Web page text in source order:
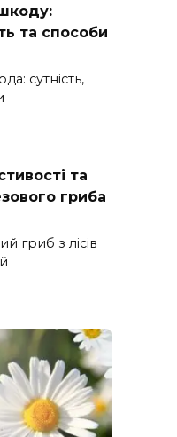
та способи
сутність,
та
гриба
гриб з лісів